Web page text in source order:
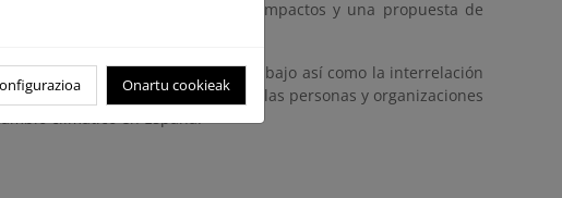
riesgos derivados de estos impactos y una propuesta de
climático para cada ámbito de trabajo así como la interrelación
que pueda servir para informar a las personas y organizaciones
climático en España.
Onartu cookieak